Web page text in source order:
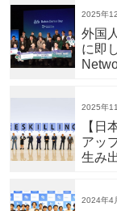
2025年
外国
に即
2025年
【日
アッ
生み
2024年4